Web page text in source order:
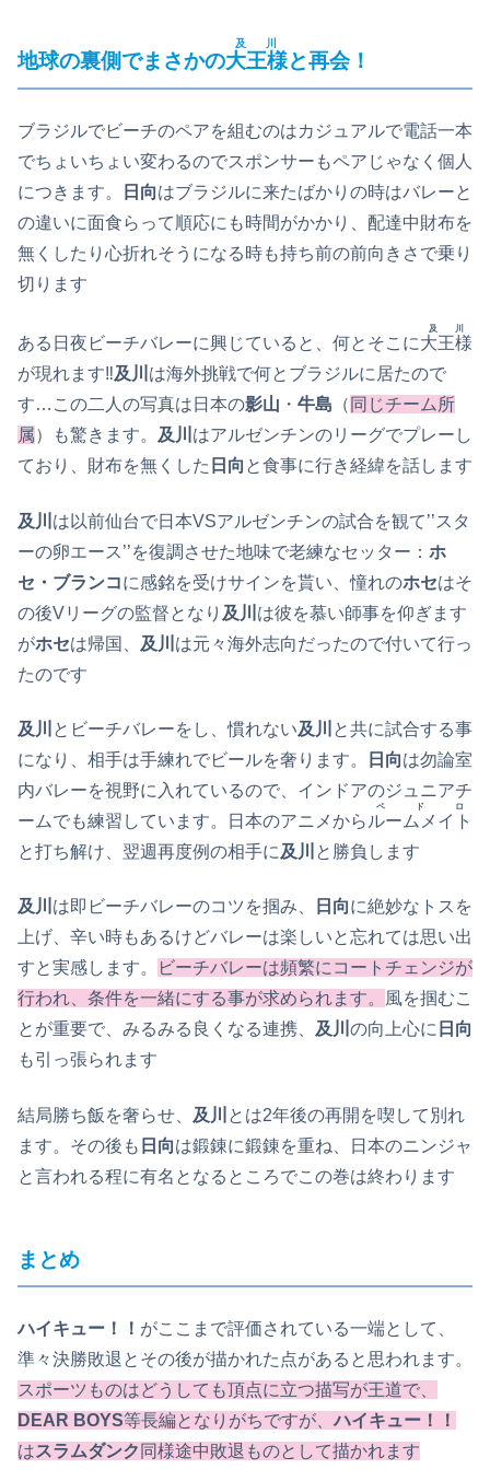
地球の裏側でまさかの大王様
及川
と再会！
ブラジルでビーチのペアを組むのはカジュアルで電話一本
でちょいちょい変わるのでスポンサーもペアじゃなく個人
につきます。
日向はブラジルに来たばかりの時はバレーと
の違いに面食らって順応にも時間がかかり、配達中財布を
無くしたり心折れそうになる時も持ち前の前向きさで乗り
切ります
ある日夜ビーチバレーに興じていると、何とそこに大王様
及川
が現れます‼及川 は海外挑戦で何とブラジルに居たので
す…この二人の写真は日本の影山 ・ 牛島 （ 同じチーム所
属）も驚きます。 及川 はアルゼンチンのリーグでプレーし
ており、財布を無くした 日向 と食事に行き経緯を話します
及川 は以前仙台で日本VSアルゼンチンの試合を観て’’スタ
ーの卵エース’’を復調させた地味で老練なセッター： ホ
セ・ブランコに感銘を受けサインを貰い、憧れのホセはそ
の後Vリーグの監督となり 及川 は彼を慕い師事を仰ぎます
がホセは帰国、 及川 は元々海外志向だったので付いて行っ
たのです
及川 とビーチバレーをし、慣れない及川
と共に試合する事
になり、相手は手練れでビールを奢ります。
日向は勿論室
内バレーを視野に入れているので、インドアのジュニアチ
ームでも練習しています。日本のアニメから ルームメイト
ペドロ
と打ち解け、翌週再度例の相手に及川 と勝負します
及川 は即ビーチバレーのコツを掴み、 日向に絶妙なトスを
上げ、辛い時もあるけどバレーは楽しいと忘れては思い出
すと実感します。
ビーチバレーは頻繁にコートチェンジが
行われ、条件を一緒にする事が求められます。
風を掴むこ
とが重要で、みるみる良くなる連携、 及川 の向上心に 日向
も引っ張られます
結局勝ち飯を奢らせ、 及川
とは2年後の再開を喫して別れ
ます。その後も 日向は鍛錬に鍛錬を重ね、日本のニンジャ
と言われる程に有名となるところでこの巻は終わります
まとめ
ハイキュー！！ がここまで評価されている一端として、
準々決勝敗退とその後が描かれた点があると思われます。
スポーツものはどうしても頂点に立つ描写が王道で、
DEAR BOYS等長編となりがちですが、ハイキュー！！
はスラムダンク 同様途中敗退ものとして描かれます